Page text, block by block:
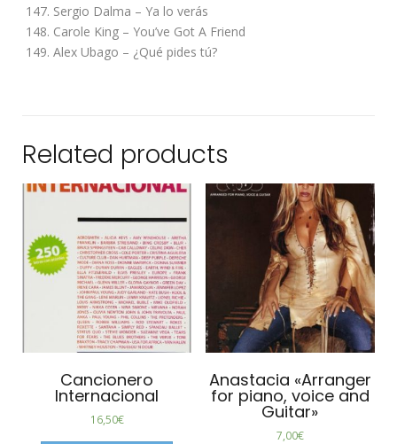
147. Sergio Dalma – Ya lo verás
148. Carole King – You’ve Got A Friend
149. Alex Ubago – ¿Qué pides tú?
Related products
Cancionero
Internacional
16,50€
Anastacia «Arranger
for piano, voice and
Guitar»
7,00€